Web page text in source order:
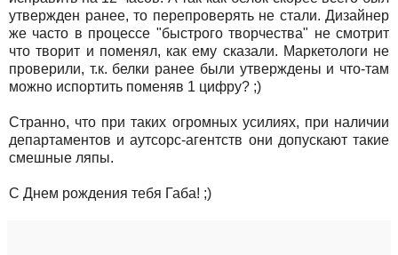
утвержден ранее, то перепроверять не стали. Дизайнер
же часто в процессе "быстрого творчества" не смотрит
что творит и поменял, как ему сказали. Маркетологи не
проверили, т.к. белки ранее были утверждены и что-там
можно испортить поменяв 1 цифру? ;)
Странно, что при таких огромных усилиях, при наличии
департаментов и аутсорс-агентств они допускают такие
смешные ляпы.
С Днем рождения тебя Габа! ;)